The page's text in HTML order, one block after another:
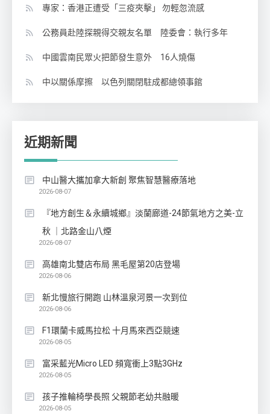
專家：香港正遭受「三疫夾擊」 勿輕忽流感
公務員赴陸探親得交親友名單 陸委會：執行多年
中國雲南民眾火把節發生意外 16人燒傷
中以關係摩擦 以色列關閉駐成都總領事館
近期新聞
中山醫大攜加拿大新創 聚焦智慧醫療落地
2026-08-07
『地方創生＆永續城鄉』淡蘭廊道-24節氣地方之美-立
秋 ｜北路金山八煙
2026-08-07
高雄南北雙店布局 黑毛屋第20店登場
2026-08-06
新北慢旅行開跑 山林溫泉河景一次到位
2026-08-06
F1環蘭卡威馬拉松 十月馬來西亞競速
2026-08-05
富采藍光Micro LED 頻寬衝上3點3GHz
2026-08-05
孩子推輪椅學長照 父親節老幼共融暖
2026-08-05